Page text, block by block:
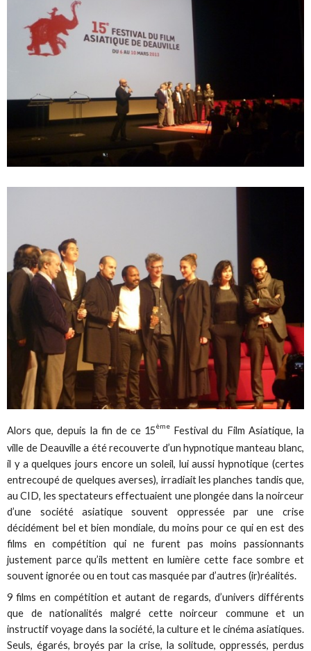
Alors que, depuis la fin de ce 15ème Festival du Film Asiatique, la
ville de Deauville a été recouverte d’un hypnotique manteau blanc,
il y a quelques jours encore un soleil, lui aussi hypnotique (certes
entrecoupé de quelques averses), irradiait les planches tandis que,
au CID, les spectateurs effectuaient une plongée dans la noirceur
d’une société asiatique souvent oppressée par une crise
décidément bel et bien mondiale, du moins pour ce qui en est des
films en compétition qui ne furent pas moins passionnants
justement parce qu’ils mettent en lumière cette face sombre et
souvent ignorée ou en tout cas masquée par d’autres (ir)réalités.
9 films en compétition et autant de regards, d’univers différents
que de nationalités malgré cette noirceur commune et un
instructif voyage dans la société, la culture et le cinéma asiatiques.
Seuls, égarés, broyés par la crise, la solitude, oppressés, perdus